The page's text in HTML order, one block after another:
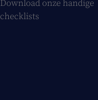
Download onze handige
checklists